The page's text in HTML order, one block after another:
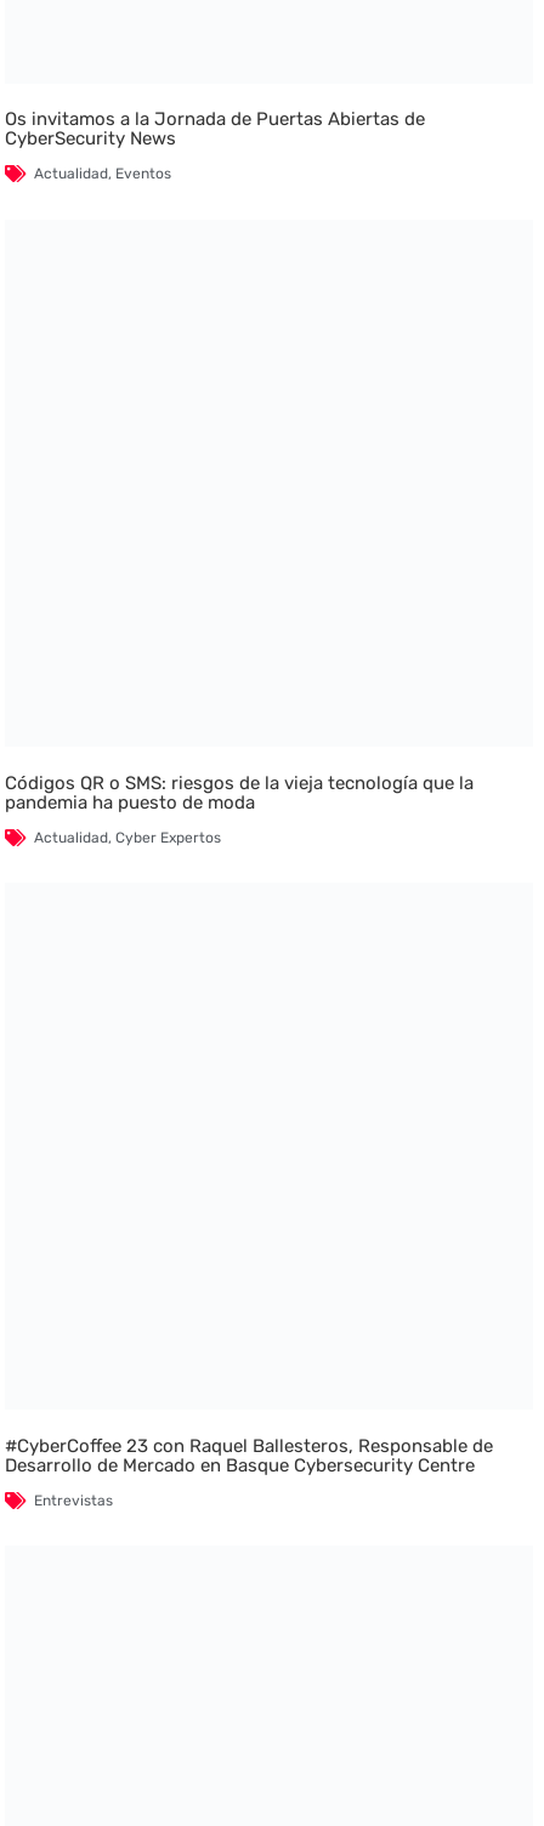
Os invitamos a la Jornada de Puertas Abiertas de
CyberSecurity News
Actualidad, Eventos
Códigos QR o SMS: riesgos de la vieja tecnología que la
pandemia ha puesto de moda
Actualidad,Cyber Expertos
#CyberCoffee 23 con Raquel Ballesteros, Responsable de
Desarrollo de Mercado en Basque Cybersecurity Centre
Entrevistas